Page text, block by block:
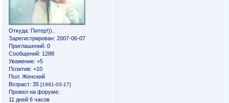
Откуда: Питер!))..
Зарегистрирован: 2007-06-07
Приглашений: 0
Сообщений: 1288
Уважение: +5
Позитив: +10
Пол: Женский
Возраст: 35 [1991-03-17]
Провел на форуме:
11 дней 6 часов